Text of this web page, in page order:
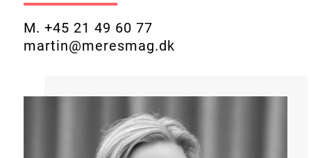
M. +45 21 49 60 77
martin@meresmag.dk